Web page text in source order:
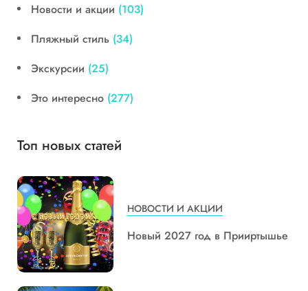
Новости и акции (103)
Пляжный стиль (34)
Экскурсии (25)
Это интересно (277)
Топ новых статей
НОВОСТИ И АКЦИИ
Новый 2027 год в Прииртышье